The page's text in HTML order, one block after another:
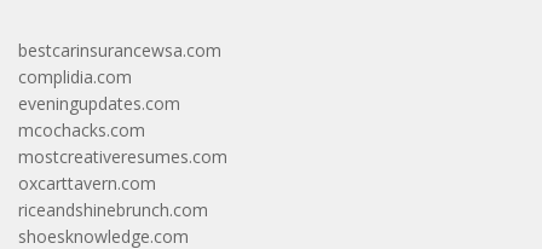
bestcarinsurancewsa.com
complidia.com
eveningupdates.com
mcochacks.com
mostcreativeresumes.com
oxcarttavern.com
riceandshinebrunch.com
shoesknowledge.com